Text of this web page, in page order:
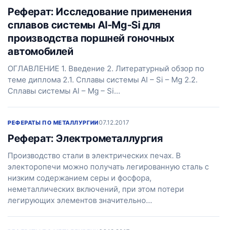
Реферат: Исследование применения
сплавов системы Al-Mg-Si для
производства поршней гоночных
автомобилей
ОГЛАВЛЕНИЕ 1. Введение 2. Литературный обзор по
теме диплома 2.1. Сплавы системы Al – Si – Mg 2.2.
Сплавы системы Al – Mg – Si…
РЕФЕРАТЫ ПО МЕТАЛЛУРГИИ07.12.2017
Реферат: Электрометаллургия
Производство стали в электрических печах. В
электоропечи можно получать легированную сталь с
низким содержанием серы и фосфора,
неметаллических включений, при этом потери
легирующих элементов значительно…